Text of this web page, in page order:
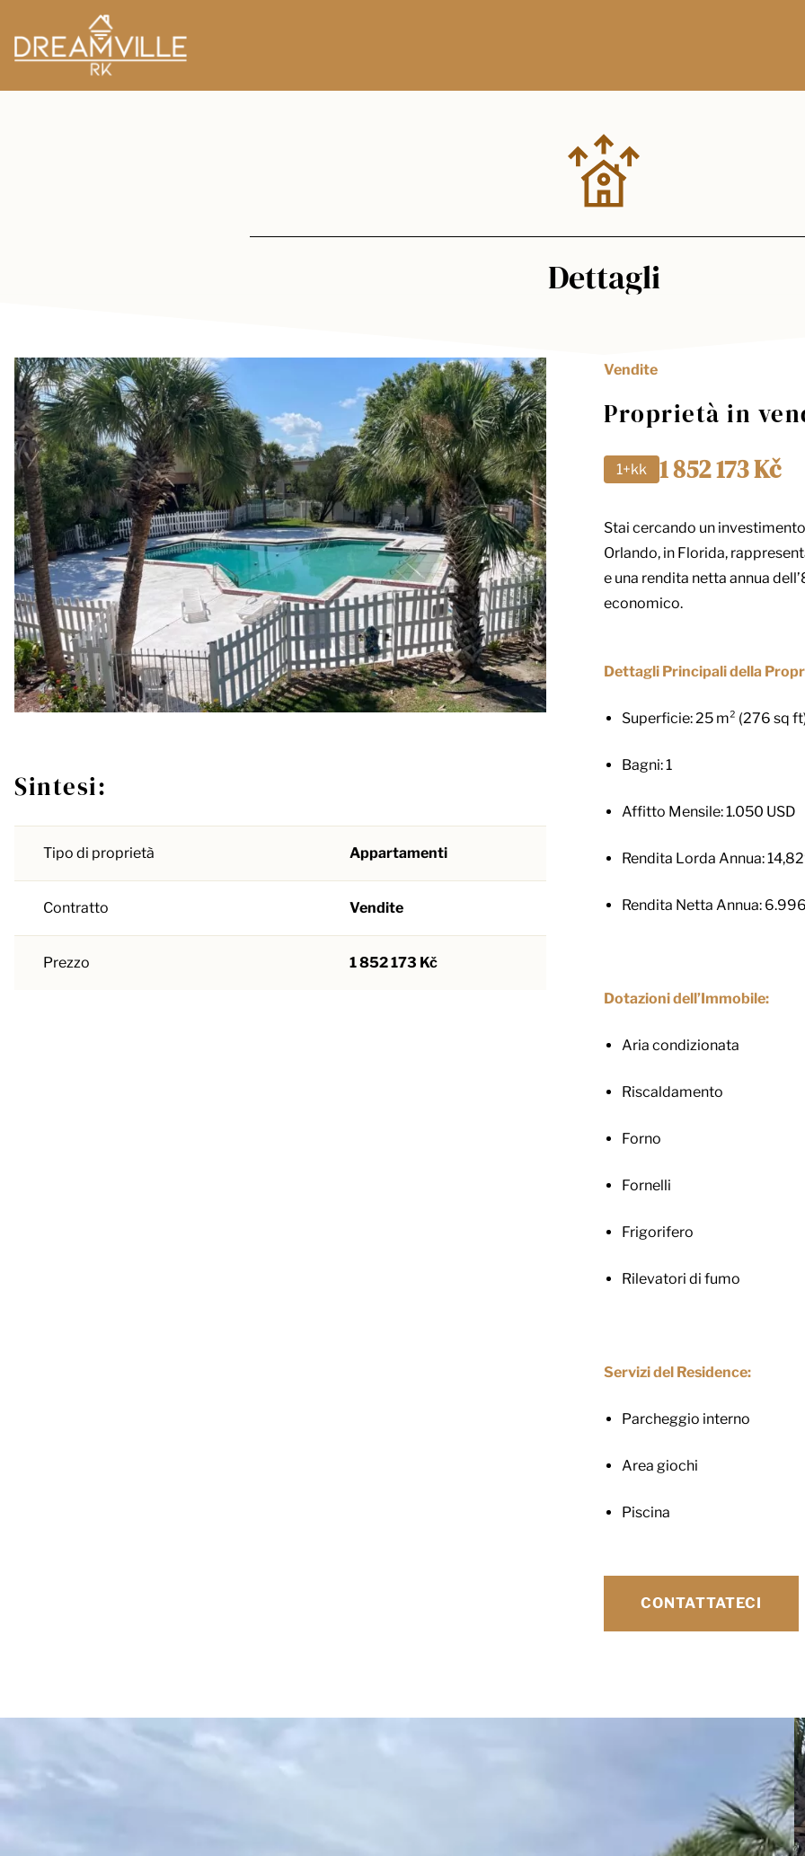
Dettagli
Vendite
Proprietà in
1+kk 1 852 173 Kč
Stai cercando un
Orlando, in Florida,
e una rendita netta annua
economico.
Dettagli Principali della
Superficie: 25 m² (276 sq
Bagni: 1
Affitto Mensile: 1.050 USD
Rendita Lorda Annua:
Rendita Netta Annua:
Dotazioni dell’Immobile:
Aria condizionata
Riscaldamento
Forno
Fornelli
Frigorifero
Rilevatori di fumo
Servizi del Residence:
Parcheggio interno
Area giochi
Piscina
CONTATTATECI
Sintesi:
Tipo di proprietà Appartamenti
Contratto Vendite
Prezzo 1 852 173 Kč